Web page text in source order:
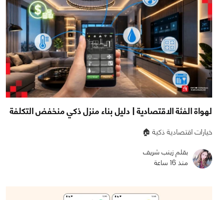
لهواة الفئة الاقتصادية | دليل بناء منزل ذكي منخفض التكلفة
خيارات اقتصادية ذكية 🏠
بقلم زينب شريف
منذ 16 ساعة